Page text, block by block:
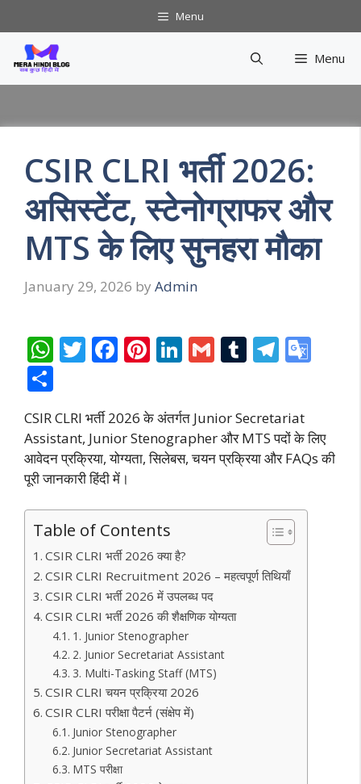
to
content
Menu
Menu
CSIR CLRI भर्ती 2026:
असिस्टेंट, स्टेनोग्राफर और
MTS के लिए सुनहरा मौका
January 29, 2026 by Admin
W
s
A
p
p
T
er
F
b
o
o
k
Pi
e
st
Li
e
dI
G
l
T
bl
r
T
gr
a
gl
e
h
ar
e
CSIR CLRI भर्ती 2026 के अंतर्गत Junior Secretariat
Assistant, Junior Stenographer और MTS पदों के लिए
आवेदन प्रक्रिया, योग्यता, सिलेबस, चयन प्रक्रिया और FAQs की
पूरी जानकारी हिंदी में।
Table of Contents
CSIR CLRI भर्ती 2026 क्या है?
CSIR CLRI Recruitment 2026 – महत्वपूर्ण तिथियाँ
CSIR CLRI भर्ती 2026 में उपलब्ध पद
CSIR CLRI भर्ती 2026 की शैक्षणिक योग्यता
1. Junior Stenographer
2. Junior Secretariat Assistant
3. Multi-Tasking Staff (MTS)
CSIR CLRI चयन प्रक्रिया 2026
CSIR CLRI परीक्षा पैटर्न (संक्षेप में)
Junior Stenographer
Junior Secretariat Assistant
MTS परीक्षा